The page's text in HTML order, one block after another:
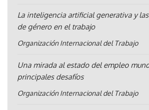
La inteligencia artificial generativa y
de género en el trabajo
Organización Internacional del Trabajo
Una mirada al estado del empleo
principales desafíos
Organización Internacional del Trabajo